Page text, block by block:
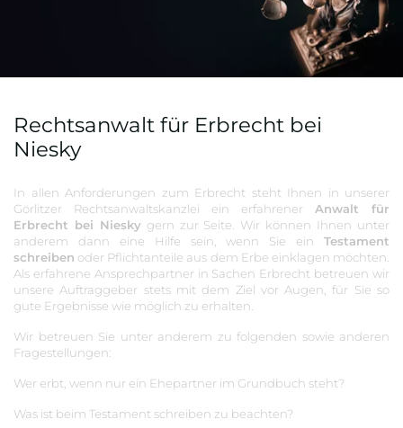
Rechtsanwalt für Erbrecht bei
Niesky
In allen Anforderungen zum Erbrecht steht Ihnen in unserer
Görlitzer Rechtsanwaltskanzlei ein erfahrener Anwalt für
Erbrecht bei Nieskygern zur Seite. Wir können Ihnen unter
anderem dann eine Hilfe sein, wenn Sie ein Testament
schreiben oder Pflichtanteile aus dem Erbe einklagen möchten.
Als erfahrene Ansprechpartner in Sachen Erbrecht betreuen wir
unsere Auftraggeber stets mit dem Ziel vor Augen, für Sie so
gute Ergebnisse wie möglich zu erhalten.
Wir betreuen Sie unter anderem zu folgenden sowie anderen
Fragestellungen:
Wer erbt, wenn nur ein Ehepartner im Grundbuch steht?
Was ist beim Testament schreiben zu beachten?